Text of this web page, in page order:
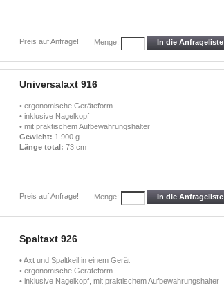
Preis auf Anfrage! Menge: In die Anfrageliste
Universalaxt 916
• ergonomische Geräteform
• inklusive Nagelkopf
• mit praktischem Aufbewahrungshalter
Gewicht: 1.900 g
Länge total: 73 cm
Preis auf Anfrage! Menge: In die Anfrageliste
Spaltaxt 926
• Axt und Spaltkeil in einem Gerät
• ergonomische Geräteform
• inklusive Nagelkopf, mit praktischem Aufbewahrungshalter